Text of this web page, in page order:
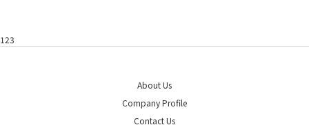
123
About Us
Company Profile
Contact Us